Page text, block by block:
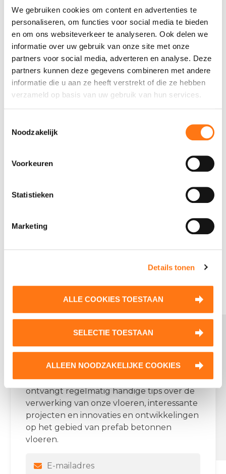
We gebruiken cookies om content en advertenties te
personaliseren, om functies voor social media te bieden
en om ons websiteverkeer te analyseren. Ook delen we
informatie over uw gebruik van onze site met onze
partners voor social media, adverteren en analyse. Deze
partners kunnen deze gegevens combineren met andere
informatie die u aan ze heeft verstrekt of die ze hebben
verzameld op basis van uw gebruik van hun services.
Noodzakelijk
Voorkeuren
Statistieken
Marketing
Details tonen
ALLE COOKIES TOESTAAN
SELECTIE TOESTAAN
ALLEEN NOODZAKELIJKE COOKIES
ronde buizen met diverse koppelstukken. Met
een luchtdichtheidsklasse D behoren luchtlekken
tot het verleden. Met de speciale instorthuls is een
verticale doorvoer mogelijk, waarop eenvoudig
een koppelstuk (onderuitloop of eindstuk)
aangesloten kan worden.
Wij hebben een tweetal typen voor u op vooraad:
instorthuls voor de breedplaatschil 70 mm.
Contactgegevens Dycore
Email:info@dycore.nl
(0)162 477 477
Onze producten
Breedplaatvloeren
Ribbenvloeren
Dycore op Social Media
Werk jij regelmatig met
Dycore vloeren?
Meld je dan aan voor onze nieuwsbrief! Je
ontvangt regelmatig handige tips over de
verwerking van onze vloeren, interessante
projecten en innovaties en ontwikkelingen
op het gebied van prefab betonnen
vloeren.